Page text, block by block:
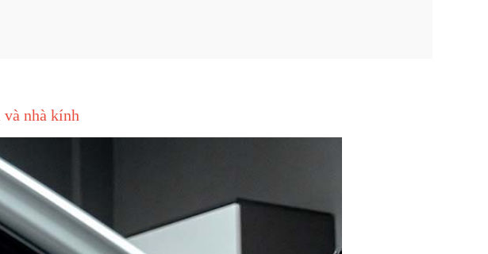
nhà kính